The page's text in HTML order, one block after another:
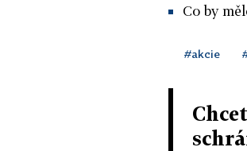
Co by
#akcie